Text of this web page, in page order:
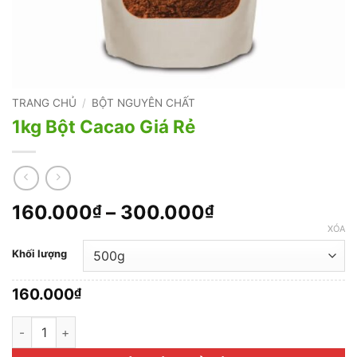
TRANG CHỦ / BỘT NGUYÊN CHẤT
1kg Bột Cacao Giá Rẻ
160.000₫ – 300.000₫Khoảng
160.000₫
đến
Khối lượng
XÓA
160.000₫
1kg Bột Cacao Giá Rẻ số lượng